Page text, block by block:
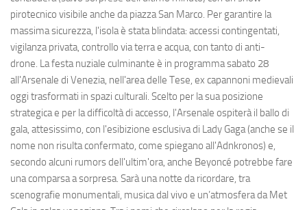
pirotecnico visibile anche da piazza San Marco. Per garantire la
massima sicurezza, l'isola è stata blindata: accessi contingentati,
vigilanza privata, controllo via terra e acqua, con tanto di anti-
drone. La festa nuziale culminante è in programma sabato 28
all'Arsenale di Venezia, nell'area delle Tese, ex capannoni medievali
oggi trasformati in spazi culturali. Scelto per la sua posizione
strategica e per la difficoltà di accesso, l'Arsenale ospiterà il ballo di
gala, attesissimo, con l'esibizione esclusiva di Lady Gaga (anche se il
nome non risulta confermato, come spiegano all'Adnkronos) e,
secondo alcuni rumors dell'ultim'ora, anche Beyoncé potrebbe fare
una comparsa a sorpresa. Sarà una notte da ricordare, tra
scenografie monumentali, musica dal vivo e un’atmosfera da Met